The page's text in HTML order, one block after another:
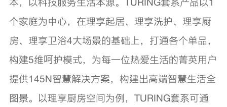
个家庭为中心，在理享起居、理享洗护、理享厨
房、理享卫浴4大场景的基础上，打通各个单品，
构建5维呵护模式，为每一位热爱生活的菁英用户
提供145N智慧解决方案，构建出高端智慧生活全
图景。以理享厨房空间为例，TURING套系可通